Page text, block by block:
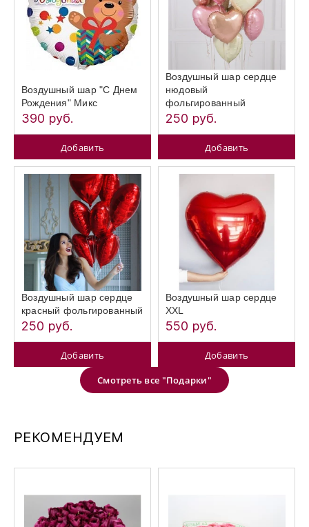
Воздушный шар "С Днем
Рождения" Микс
390 руб.
Добавить
Воздушный шар сердце
нюдовый
фольгированный
250 руб.
Добавить
Воздушный шар сердце
красный фольгированный
250 руб.
Добавить
Воздушный шар сердце
XXL
550 руб.
Добавить
Смотреть все "Подарки"
РЕКОМЕНДУЕМ